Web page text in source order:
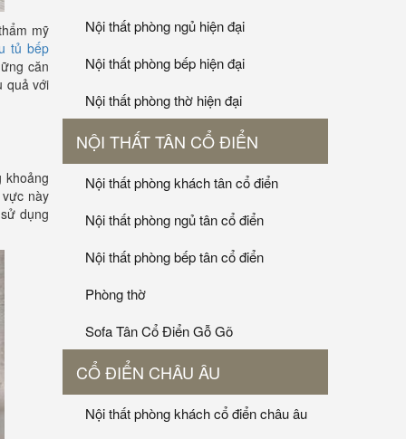
mỹ
tủ bếp
căn
quả với
khoảng
này
dụng
Nội thất phòng ngủ hiện đại
Nội thất phòng bếp hiện đại
Nội thất phòng thờ hiện đại
NỘI THẤT TÂN CỔ ĐIỂN
Nội thất phòng khách tân cổ điển
Nội thất phòng ngủ tân cổ điển
Nội thất phòng bếp tân cổ điển
Phòng thờ
Sofa Tân Cổ Điển Gỗ Gõ
CỔ ĐIỂN CHÂU ÂU
Nội thất phòng khách cổ điển châu âu